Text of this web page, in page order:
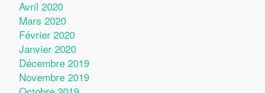
Avril 2020
Mars 2020
Février 2020
Janvier 2020
Décembre 2019
Novembre 2019